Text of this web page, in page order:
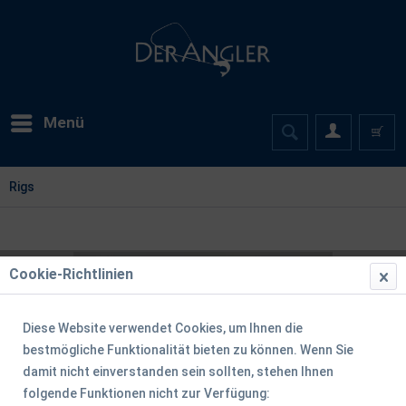
Menü
Rigs
Cookie-Richtlinien
Diese Website verwendet Cookies, um Ihnen die
bestmögliche Funktionalität bieten zu können. Wenn Sie
damit nicht einverstanden sein sollten, stehen Ihnen
folgende Funktionen nicht zur Verfügung: